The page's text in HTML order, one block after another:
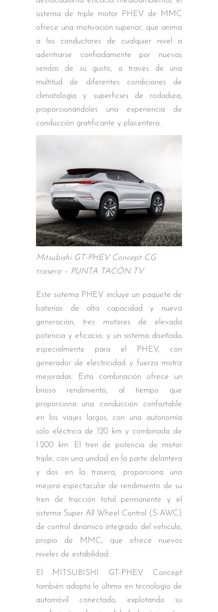
sistema de triple motor PHEV de MMC
ofrece una motivación superior, que anima
a los conductores de cualquier nivel a
adentrarse confiadamente por nuevas
sendas de su gusto, a través de una
multitud de diferentes condiciones de
climatología y superficies de rodadura,
proporcionándoles una experiencia de
conducción gratificante y placentera.
Mitsubishi GT-PHEV Concept CG
trasera – PUNTA TACÓN TV
Este sistema PHEV incluye un paquete de
baterías de alta capacidad y nueva
generación, tres motores de elevada
potencia y eficacia, y un sistema diseñado
especialmente para el PHEV, con
generador de electricidad y fuerza motriz
mejoradas. Esta combinación ofrece un
brioso rendimiento, al tiempo que
proporciona una conducción confortable
en los viajes largos, con una autonomía
sólo eléctrica de 120 km y combinada de
1.200 km. El tren de potencia de motor
triple, con una unidad en la parte delantera
y dos en la trasera, proporciona una
mejora espectacular de rendimiento de su
tren de tracción total permanente y el
sistema Super All Wheel Control (S-AWC)
de control dinámico integrado del vehículo,
propio de MMC, que ofrece nuevos
niveles de estabilidad.
El MITSUBISHI GT-PHEV Concept
también adopta lo último en tecnología de
automóvil conectado, explotando su